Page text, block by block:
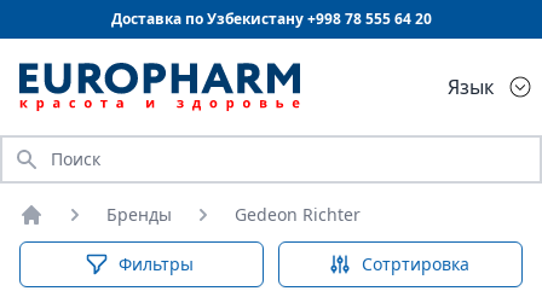
Доставка по Узбекистану +99878 555 64 20
Язык
Искать
Главная
Бренды Gedeon Richter
Фильтры Сотртировка